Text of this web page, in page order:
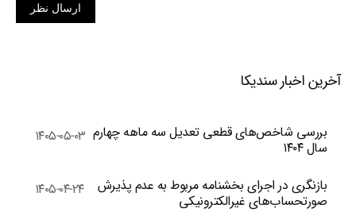
ارسال نظر
آخرین اخبار سندیکا
بررسی شاخص‌های قطعی تعدیل سه ماهه چهارم
سال ۱۴۰۴
۱۴۰۵-۰۵-۰۳
بازنگری در اجرای بخشنامه مربوط به عدم پذیرش
صورتحساب‌های غیرالکترونیکی
۱۴۰۵-۰۴-۲۴